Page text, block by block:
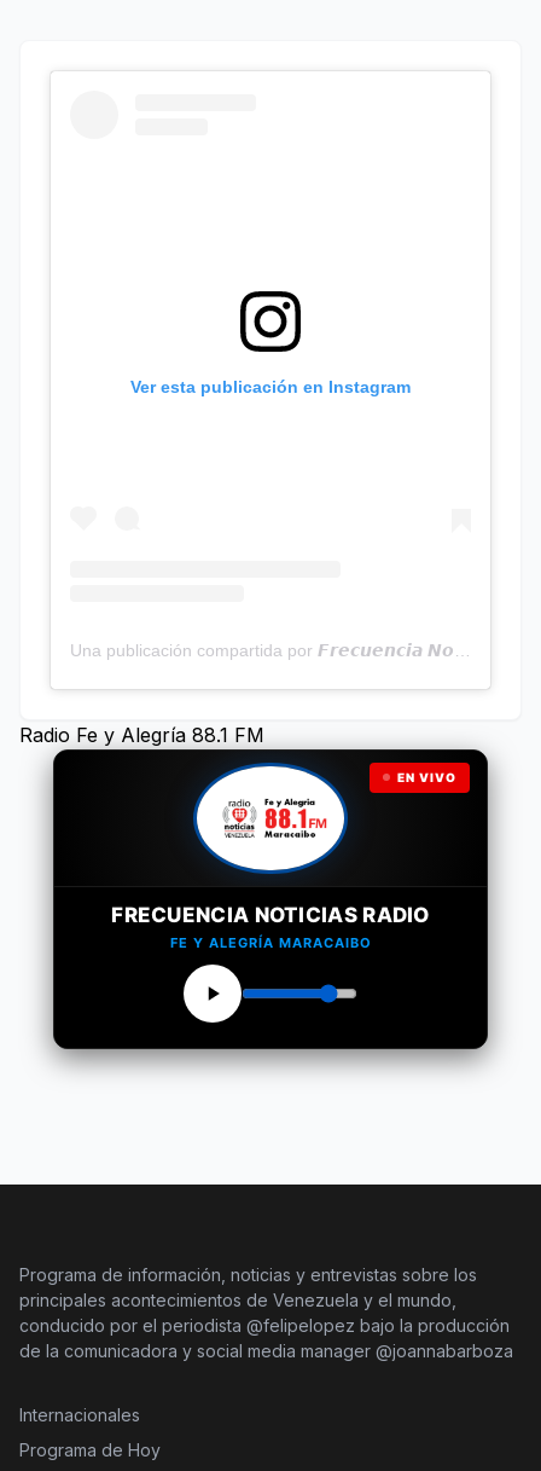
Ver esta publicación en Instagram
Radio Fe y Alegría 88.1 FM
EN VIVO
FRECUENCIA NOTICIAS RADIO
FE Y ALEGRÍA MARACAIBO
Programa de información, noticias y entrevistas sobre los
principales acontecimientos de Venezuela y el mundo,
conducido por el periodista @felipelopez bajo la producción
de la comunicadora y social media manager @joannabarboza
Internacionales
Programa de Hoy